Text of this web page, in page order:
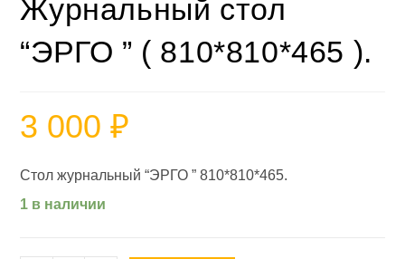
Журнальный стол
“ЭРГО ” ( 810*810*465 ).
3 000₽
Стол журнальный “ЭРГО ” 810*810*465.
1 в наличии